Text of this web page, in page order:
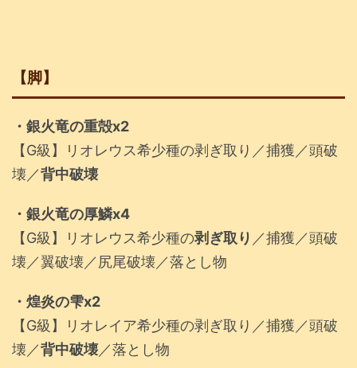
【脚】
・銀火竜の重殻x2
【G級】リオレウス希少種の剥ぎ取り／捕獲／頭破
壊／背中破壊
・銀火竜の厚鱗x4
【G級】リオレウス希少種の剥ぎ取り ／捕獲／頭破
壊／翼破壊／尻尾破壊／落とし物
・煌炎の雫x2
【G級】リオレイア希少種の剥ぎ取り／捕獲／頭破
壊／背中破壊／落とし物